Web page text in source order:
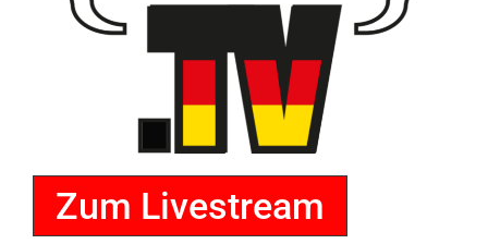
Zum Livestream